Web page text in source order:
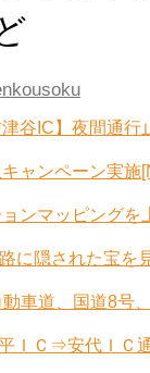
谷IC】夜間通
ャンペーン実施
ンマッピングを
に隠された宝を
車道、国道8
ＩＣ⇒安代ＩＣ